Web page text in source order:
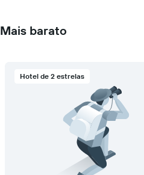
Mais barato
Hotel de 2 estrelas